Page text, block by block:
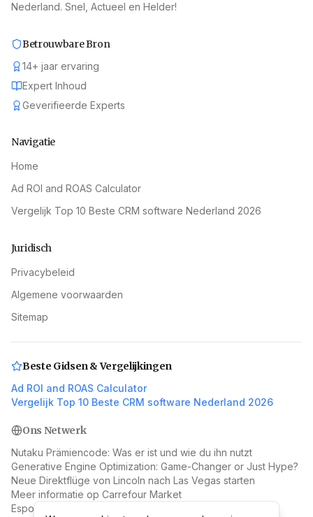
Nederland. Snel, Actueel en Helder!
Betrouwbare Bron
14+ jaar ervaring
Expert Inhoud
Geverifieerde Experts
Navigatie
Home
Ad ROI and ROAS Calculator
Vergelijk Top 10 Beste CRM software Nederland 2026
Juridisch
Privacybeleid
Algemene voorwaarden
Sitemap
Beste Gidsen & Vergelijkingen
Ad ROI and ROAS Calculator
Vergelijk Top 10 Beste CRM software Nederland 2026
Ons Netwerk
Nutaku Prämiencode: Was er ist und wie du ihn nutzt
Generative Engine Optimization: Game-Changer or Just Hype?
Neue Direktflüge von Lincoln nach Las Vegas starten
Meer informatie op Carrefour Market
Esportsinsights: What They Are and Why They Matter